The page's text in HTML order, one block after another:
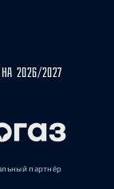
2026/2027
партнёр